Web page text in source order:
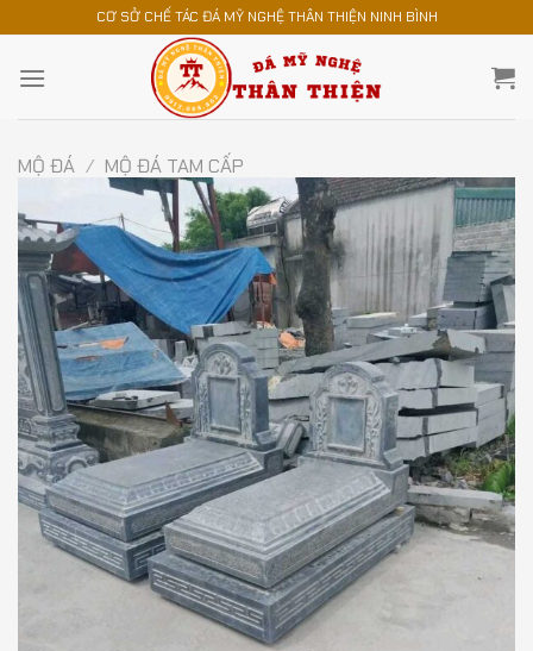
nội
CƠ SỞ CHẾ TÁC ĐÁ MỸ NGHỆ THÂN THIỆN NINH BÌNH
MỘ ĐÁ / MỘ ĐÁ TAM CẤP